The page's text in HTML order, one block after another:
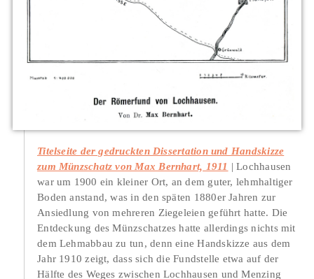
Titelseite der gedruckten Dissertation und Handskizze
zum Münzschatz von Max Bernhart, 1911
Lochhausen
war um 1900 ein kleiner Ort, an dem guter, lehmhaltiger
Boden anstand, was in den späten 1880er Jahren zur
Ansiedlung von mehreren Ziegeleien geführt hatte. Die
Entdeckung des Münzschatzes hatte allerdings nichts mit
dem Lehmabbau zu tun, denn eine Handskizze aus dem
Jahr 1910 zeigt, dass sich die Fundstelle etwa auf der
Hälfte des Weges zwischen Lochhausen und Menzing